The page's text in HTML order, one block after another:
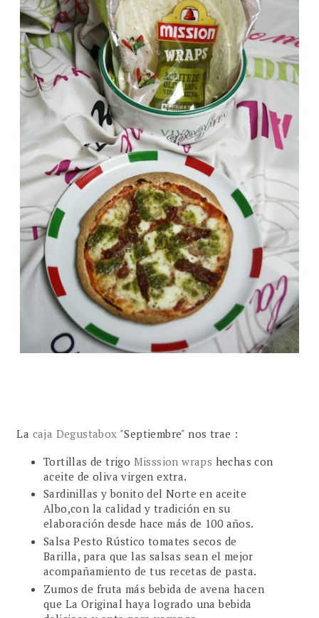
La caja Degustabox "Septiembre" nos trae :
Tortillas de trigo Misssion wraps hechas con
aceite de oliva virgen extra.
Sardinillas y bonito del Norte en aceite
Albo,con la calidad y tradición en su
elaboración desde hace más de 100 años.
Salsa Pesto Rústico tomates secos de
Barilla, para que las salsas sean el mejor
acompañamiento de tus recetas de pasta.
Zumos de fruta más bebida de avena hacen
que La Original haya logrado una bebida